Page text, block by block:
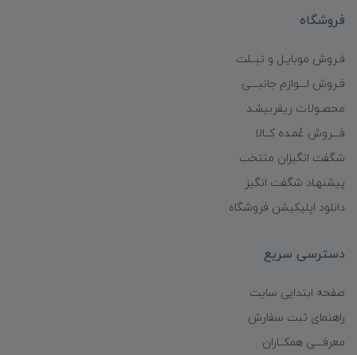
فروشگاه
فـروش موبایـل و تبــلت
فـروش لـــوازم جانبـــی
محصـولات ریفربیشـد
فـــروش عُمـده کــالا
شگفت انگیزان منتخب
پیشنهـاد شگفت انگیز
دانلود اپلیکیشن فروشگاه
دسترسی سریع
صفحه ابتدایی سایت
راهنمای ثبت سفارش
معرفـــی همکــاران